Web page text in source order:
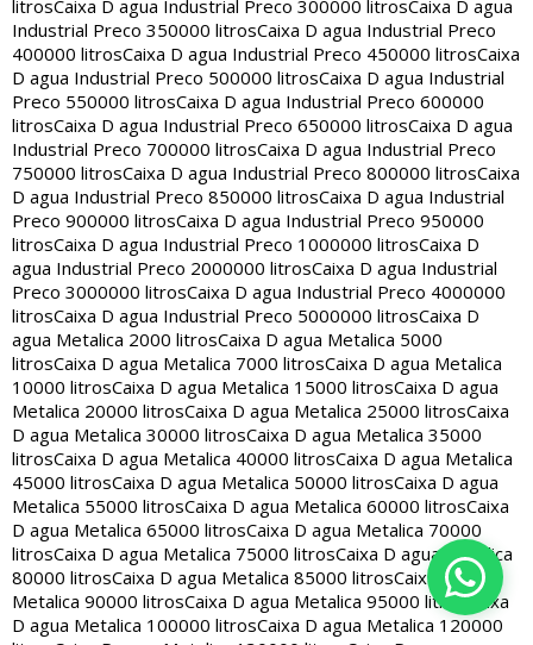
litrosCaixa D agua Industrial Preco 300000 litrosCaixa D agua
Industrial Preco 350000 litrosCaixa D agua Industrial Preco
400000 litrosCaixa D agua Industrial Preco 450000 litrosCaixa
D agua Industrial Preco 500000 litrosCaixa D agua Industrial
Preco 550000 litrosCaixa D agua Industrial Preco 600000
litrosCaixa D agua Industrial Preco 650000 litrosCaixa D agua
Industrial Preco 700000 litrosCaixa D agua Industrial Preco
750000 litrosCaixa D agua Industrial Preco 800000 litrosCaixa
D agua Industrial Preco 850000 litrosCaixa D agua Industrial
Preco 900000 litrosCaixa D agua Industrial Preco 950000
litrosCaixa D agua Industrial Preco 1000000 litrosCaixa D
agua Industrial Preco 2000000 litrosCaixa D agua Industrial
Preco 3000000 litrosCaixa D agua Industrial Preco 4000000
litrosCaixa D agua Industrial Preco 5000000 litrosCaixa D
agua Metalica 2000 litrosCaixa D agua Metalica 5000
litrosCaixa D agua Metalica 7000 litrosCaixa D agua Metalica
10000 litrosCaixa D agua Metalica 15000 litrosCaixa D agua
Metalica 20000 litrosCaixa D agua Metalica 25000 litrosCaixa
D agua Metalica 30000 litrosCaixa D agua Metalica 35000
litrosCaixa D agua Metalica 40000 litrosCaixa D agua Metalica
45000 litrosCaixa D agua Metalica 50000 litrosCaixa D agua
Metalica 55000 litrosCaixa D agua Metalica 60000 litrosCaixa
D agua Metalica 65000 litrosCaixa D agua Metalica 70000
litrosCaixa D agua Metalica 75000 litrosCaixa D agua Metalica
80000 litrosCaixa D agua Metalica 85000 litrosCaixa D agua
Metalica 90000 litrosCaixa D agua Metalica 95000 litrosCaixa
D agua Metalica 100000 litrosCaixa D agua Metalica 120000